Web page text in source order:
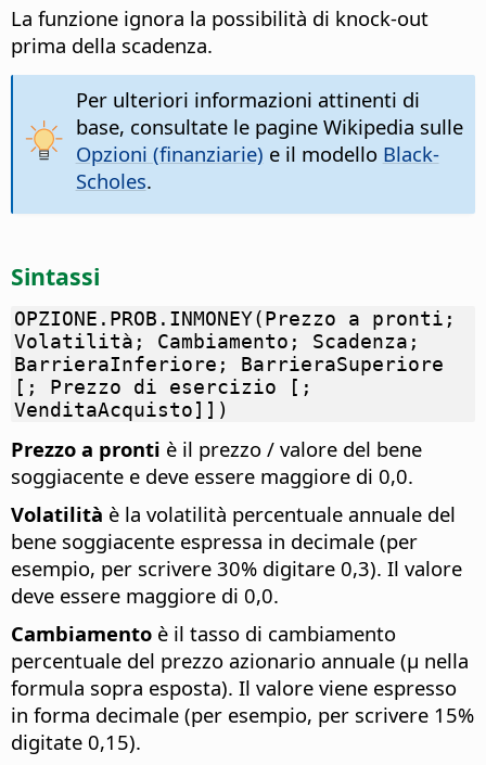
La funzione ignora la possibilità di knock-out
prima della scadenza.
Per ulteriori informazioni attinenti di
base, consultate le pagine Wikipedia sulle
Opzioni (finanziarie) e il modello Black-
Scholes.
Sintassi
OPZIONE.PROB.INMONEY(Prezzo a pronti;
Volatilità; Cambiamento; Scadenza;
BarrieraInferiore; BarrieraSuperiore
[; Prezzo di esercizio [;
VenditaAcquisto]])
Prezzo a pronti è il prezzo / valore del bene
soggiacente e deve essere maggiore di 0,0.
Volatilità è la volatilità percentuale annuale del
bene soggiacente espressa in decimale (per
esempio, per scrivere 30% digitare 0,3). Il valore
deve essere maggiore di 0,0.
Cambiamento è il tasso di cambiamento
percentuale del prezzo azionario annuale (µ nella
formula sopra esposta). Il valore viene espresso
in forma decimale (per esempio, per scrivere 15%
digitate 0,15).